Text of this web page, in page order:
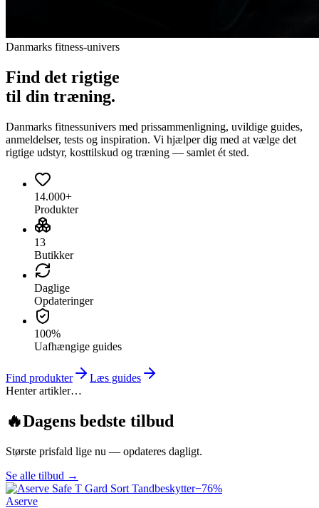
Danmarks fitness-univers
Find det rigtige
til din træning.
Danmarks fitnessunivers med prissammenligning, uvildige guides,
anmeldelser, tests og inspiration. Vi hjælper dig med at vælge det
rigtige udstyr, kosttilskud og træning — samlet ét sted.
14.000+
Produkter
13
Butikker
Daglige
Opdateringer
100%
Uafhængige guides
Find produkter
Læs guides
Henter artikler…
🔥Dagens bedste tilbud
Største prisfald lige nu — opdateres dagligt.
Se alle tilbud →
−76%
Aserve